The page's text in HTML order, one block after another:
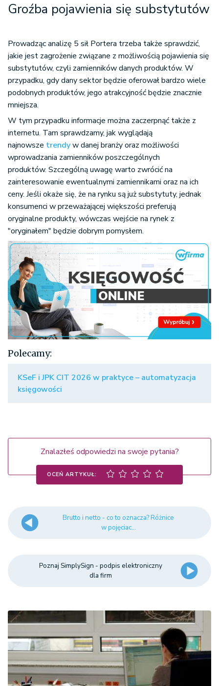
Groźba pojawienia się substytutów
Prowadząc analizę 5 sił Portera trzeba także sprawdzić,
jakie jest zagrożenie związane z możliwością pojawienia się
substytutów, czyli zamienników danych produktów. W
przypadku, gdy dany sektor będzie oferował bardzo wiele
podobnych produktów, jego atrakcyjność będzie znacznie
mniejsza.
W tym przypadku informacje można zaczerpnąć także z
internetu. Tam sprawdzamy, jak wyglądają
najnowsze trendyw danej branży oraz możliwości
wprowadzania zamienników poszczególnych
produktów. Szczególną uwagę warto zwrócić na
zainteresowanie ewentualnymi zamiennikami oraz na ich
ceny. Jeśli okaże się, że na rynku są już substytuty, jednak
konsumenci w przeważającej większości preferują
oryginalne produkty, wówczas wejście na rynek z
"oryginałem" będzie dobrym pomysłem.
Polecamy:
KSeF i JPK CIT 2026 w praktyce – automatyzacja
księgowości
Znalazłeś odpowiedzi na swoje pytania?
OCEŃ ARTYKUŁ:
Brutto i netto - co to oznacza? Różnice
w pojęciac...
Poznaj SimplySign - podpis elektroniczny
dla firm